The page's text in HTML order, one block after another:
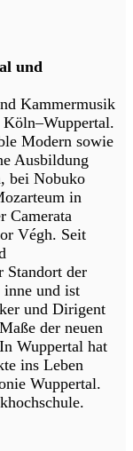
und
Kammermusik
Modern sowie
Ausbildung
bei Nobuko
in
Camerata
Végh. Seit
Standort der
und ist
und Dirigent
der neuen
Wuppertal hat
ins Leben
Wuppertal.